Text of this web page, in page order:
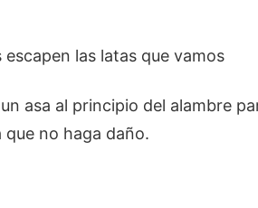
las latas que vamos
asa al principio del alambre
no haga daño.